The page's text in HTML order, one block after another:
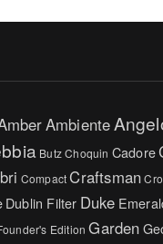
Ambiente
Butz Choquin Cadore
Compact Craftsman
Dublin Filter Duke
Edition Garden